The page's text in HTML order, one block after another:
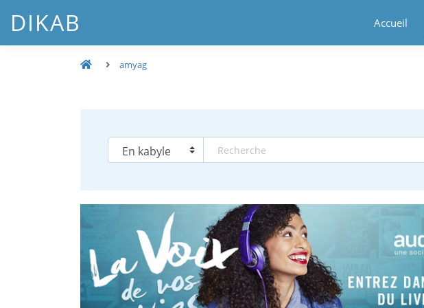
DIKAB Accueil
amyag